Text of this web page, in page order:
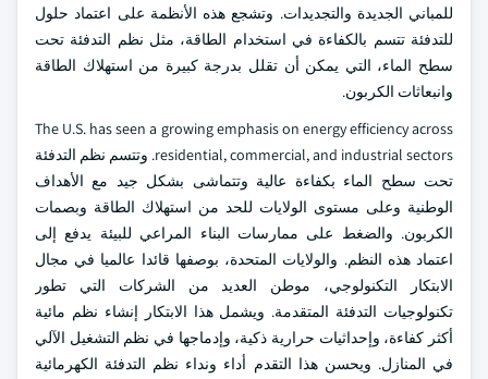
للمباني الجديدة والتجديدات. وتشجع هذه الأنظمة على اعتماد حلول
للتدفئة تتسم بالكفاءة في استخدام الطاقة، مثل نظم التدفئة تحت
سطح الماء، التي يمكن أن تقلل بدرجة كبيرة من استهلاك الطاقة
وانبعاثات الكربون.
The U.S. has seen a growing emphasis on energy efficiency across
residential, commercial, and industrial sectors. وتتسم نظم التدفئة
تحت سطح الماء بكفاءة عالية وتتماشى بشكل جيد مع الأهداف
الوطنية وعلى مستوى الولايات للحد من استهلاك الطاقة وبصمات
الكربون. والضغط على ممارسات البناء المراعي للبيئة يدفع إلى
اعتماد هذه النظم. والولايات المتحدة، بوصفها قائدا عالميا في مجال
الابتكار التكنولوجي، موطن العديد من الشركات التي تطور
تكنولوجيات التدفئة المتقدمة. ويشمل هذا الابتكار إنشاء نظم مائية
أكثر كفاءة، وإحداثيات حرارية ذكية، وإدماجها في نظم التشغيل الآلي
في المنازل. ويحسن هذا التقدم أداء ونداء نظم التدفئة الكهرمائية